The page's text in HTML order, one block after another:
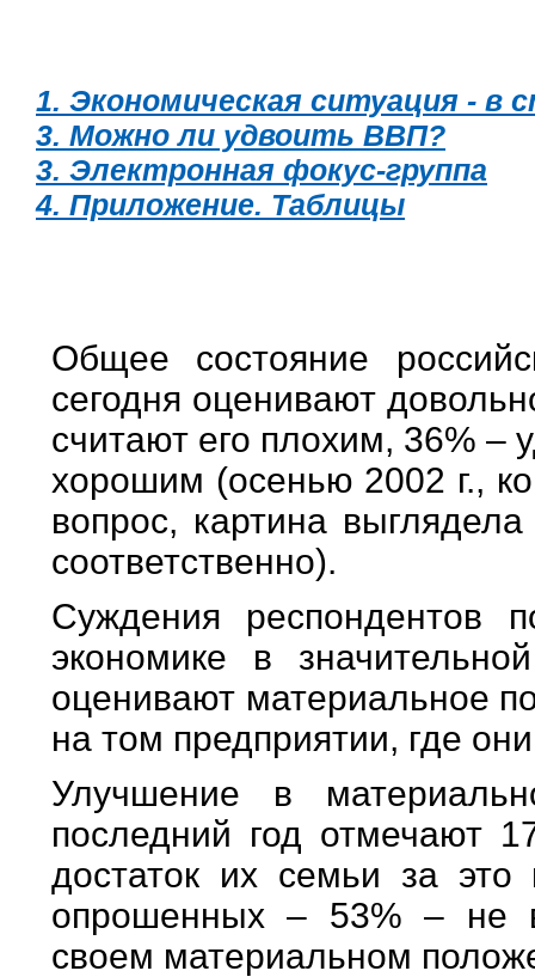
1. Экономическая ситуация - в
3. Можно ли удвоить ВВП?
3. Электронная фокус-группа
4. Приложение. Таблицы
Общее состояние
сегодня оценивают
считают его плохим, 36% –
хорошим (осенью 2002 г.,
вопрос, картина
соответственно).
Суждения респондентов
экономике в
оценивают материальное
на том предприятии, где
Улучшение в
последний год отмечают
достаток их семьи за
опрошенных – 53% – не
своем материальном